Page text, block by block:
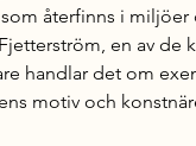
återfinns i
en av
handlar det om
motiv och